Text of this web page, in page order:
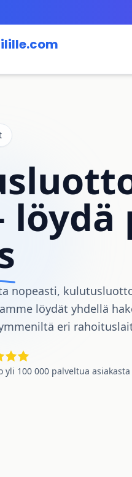
nopeasti,
löydät yhdellä
eri
yli 100 000 palveltua asiakasta